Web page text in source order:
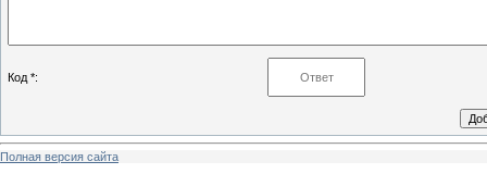
Код *:
Полная версия сайта